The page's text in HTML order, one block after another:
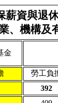
薪資與退
、機構及
金
勞工負
392